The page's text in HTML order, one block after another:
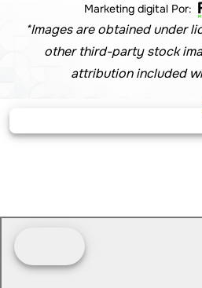
Marketing digital Por:
*Images are obtained under
other third-party stock
attribution included